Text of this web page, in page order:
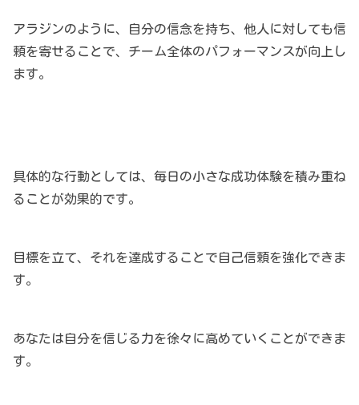
アラジンのように、自分の信念を持ち、他人に対しても信
頼を寄せることで、チーム全体のパフォーマンスが向上し
ます。
具体的な行動としては、毎日の小さな成功体験を積み重ね
ることが効果的です。
目標を立て、それを達成することで自己信頼を強化できま
す。
あなたは自分を信じる力を徐々に高めていくことができま
す。